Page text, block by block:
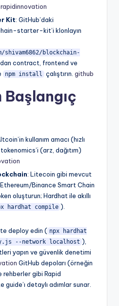
rapidinnovation
Kit: GitHub’daki
starter-kit’i klonlayın
blockchain-
contract, frontend ve
npm install çalıştırın. github
Başlangıç
kullanım amacı (hızlı
(arz, dağıtım)
: Litecoin gibi mevcut
Binance Smart Chain
oluşturun; Hardhat ile akıllı
hardhat compile ).
deploy edin ( npx hardhat
--network localhost ),
yapın ve güvenlik denetimi
GitHub depoları (örneğin
gibi Rapid
guide’ı detaylı adımlar sunar.